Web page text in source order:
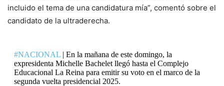
incluido el tema de una candidatura mía”, comentó sobre el
candidato de la ultraderecha.
#NACIONAL| En la mañana de este domingo, la
expresidenta Michelle Bachelet llegó hasta el Complejo
Educacional La Reina para emitir su voto en el marco de la
segunda vuelta presidencial 2025.